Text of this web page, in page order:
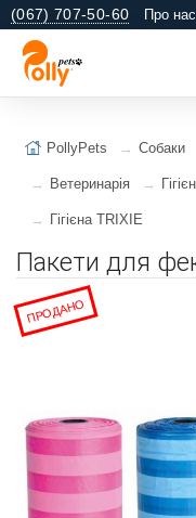
(067) 707-50-60 Про нас
PollyPets Собаки
Ветеринарія
Гігієна TRIXIE
Пакети для
ПРОДАНО